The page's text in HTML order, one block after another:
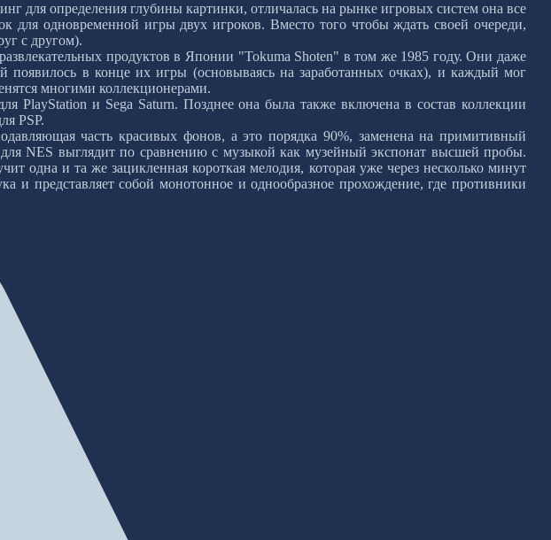
для определения глубины картинки, отличалась на рынке игровых систем она все
для одновременной игры двух игроков. Вместо того чтобы ждать своей очереди,
с другом).
продуктов в Японии "Tokuma Shoten" в том же 1985 году. Они даже
появилось в конце их игры (основываясь на заработанных очках), и каждый мог
многими коллекционерами.
PlayStation и Sega Saturn. Позднее она была также включена в состав коллекции
PSP.
часть красивых фонов, а это порядка 90%, заменена на примитивный
NES выглядит по сравнению с музыкой как музейный экспонат высшей пробы.
одна и та же зацикленная короткая мелодия, которая уже через несколько минут
и представляет собой монотонное и однообразное прохождение, где противники